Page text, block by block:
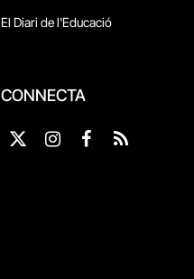
El Diari de l'Educació
CONNECTA
X
Instagram
Facebook
RSS